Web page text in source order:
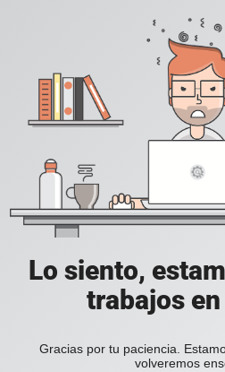
Lo siento,
trabajos
Gracias por tu paciencia.
volveremos